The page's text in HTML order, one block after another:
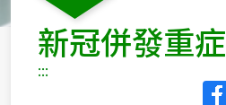
新冠併發重症
:::